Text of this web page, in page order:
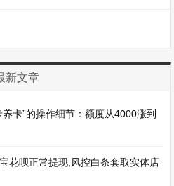
新文章
卡”的操作细节：额度从4000涨到
花呗正常提现,风控白条套取实体店